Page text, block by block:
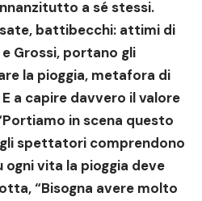
a sé stessi.
battibecchi: attimi di
Grossi, portano gli
la pioggia, metafora di
a capire davvero il valore
in scena questo
spettatori comprendono
vita la pioggia deve
“Bisogna avere molto